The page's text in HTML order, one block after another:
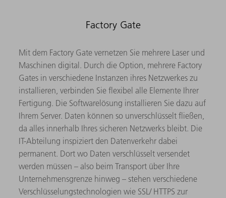
Factory Gate
Mit dem Factory Gate vernetzen Sie mehrere Laser und
Maschinen digital. Durch die Option, mehrere Factory
Gates in verschiedene Instanzen ihres Netzwerkes zu
installieren, verbinden Sie flexibel alle Elemente Ihrer
Fertigung. Die Softwarelösung installieren Sie dazu auf
Ihrem Server. Daten können so unverschlüsselt fließen,
da alles innerhalb Ihres sicheren Netzwerks bleibt. Die
IT-Abteilung inspiziert den Datenverkehr dabei
permanent. Dort wo Daten verschlüsselt versendet
werden müssen – also beim Transport über Ihre
Unternehmensgrenze hinweg – stehen verschiedene
Verschlüsselungstechnologien wie SSL/ HTTPS zur